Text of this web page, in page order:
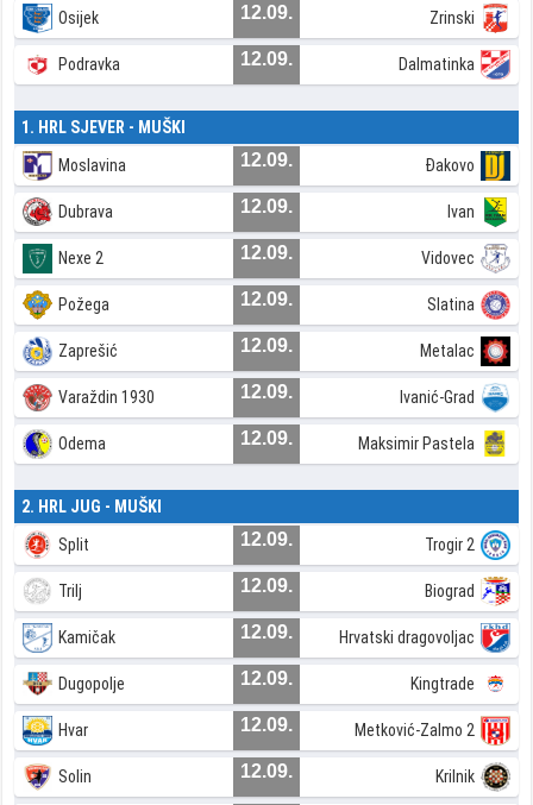
Osijek 12.09. Zrinski
Podravka 12.09. Dalmatinka
1. HRL SJEVER - MUŠKI
Moslavina 12.09. Đakovo
Dubrava 12.09. Ivan
Nexe 2 12.09. Vidovec
Požega 12.09. Slatina
Zaprešić 12.09. Metalac
Varaždin 1930 12.09. Ivanić-Grad
Odema 12.09. Maksimir Pastela
2. HRL JUG - MUŠKI
Split 12.09. Trogir 2
Trilj 12.09. Biograd
Kamičak 12.09. Hrvatski dragovoljac
Dugopolje 12.09. Kingtrade
Hvar 12.09. Metković-Zalmo 2
Solin 12.09. Krilnik